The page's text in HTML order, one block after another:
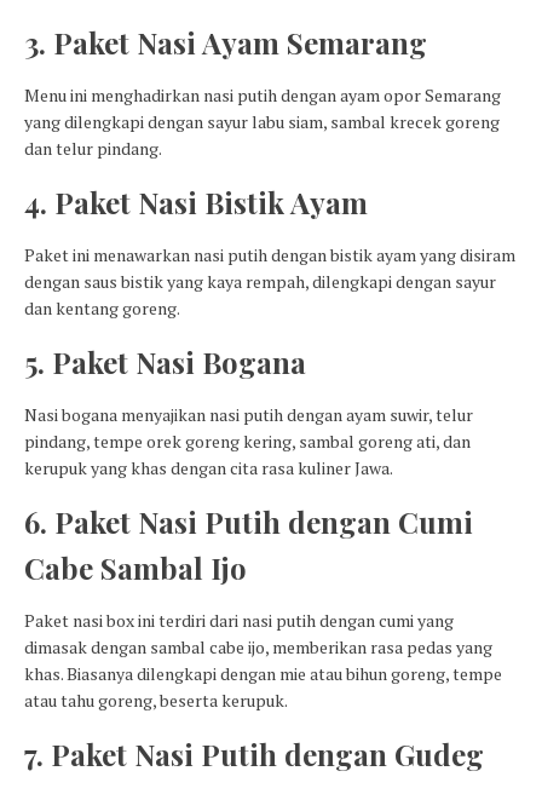
3. Paket Nasi Ayam Semarang
Menu ini menghadirkan nasi putih dengan ayam opor Semarang
yang dilengkapi dengan sayur labu siam, sambal krecek goreng
dan telur pindang.
4. Paket Nasi Bistik Ayam
Paket ini menawarkan nasi putih dengan bistik ayam yang disiram
dengan saus bistik yang kaya rempah, dilengkapi dengan sayur
dan kentang goreng.
5. Paket Nasi Bogana
Nasi bogana menyajikan nasi putih dengan ayam suwir, telur
pindang, tempe orek goreng kering, sambal goreng ati, dan
kerupuk yang khas dengan cita rasa kuliner Jawa.
6. Paket Nasi Putih dengan Cumi
Cabe Sambal Ijo
Paket nasi box ini terdiri dari nasi putih dengan cumi yang
dimasak dengan sambal cabe ijo, memberikan rasa pedas yang
khas. Biasanya dilengkapi dengan mie atau bihun goreng, tempe
atau tahu goreng, beserta kerupuk.
7. Paket Nasi Putih dengan Gudeg